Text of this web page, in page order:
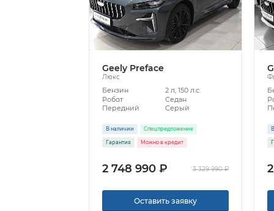
Geely Preface
Люкс
Бензин
2 л, 150 л.с.
Робот
Седан
Передний
Серый
В наличии Спецпредложение
Гарантия Можно в кредит
2 748 990 ₽ 3 329 990 ₽
Оставить заявку